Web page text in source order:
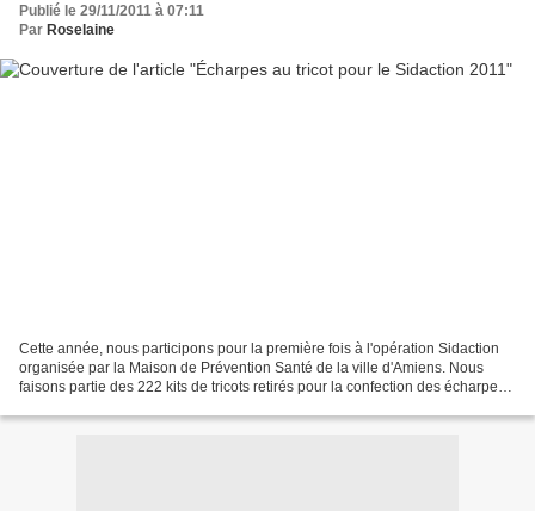
Publié le 29/11/2011 à 07:11
Par Roselaine
Cette année, nous participons pour la première fois à l'opération Sidaction
organisée par la Maison de Prévention Santé de la ville d'Amiens. Nous
faisons partie des 222 kits de tricots retirés pour la confection des écharpes.